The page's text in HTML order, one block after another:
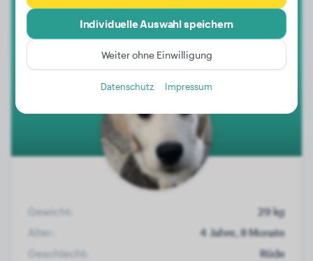
Golden Retriever
Brady
Gewicht:
29 kg
Alter:
4 Jahre, 8 Monate
Geschlecht:
Rüde
Individuelle Auswahl speichern
Weiter ohne Einwilligung
Datenschutz Impressum